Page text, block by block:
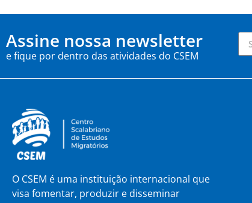
Assine nossa newsletter
e fique por dentro das atividades do CSEM
O CSEM é uma instituição internacional que
visa fomentar, produzir e disseminar